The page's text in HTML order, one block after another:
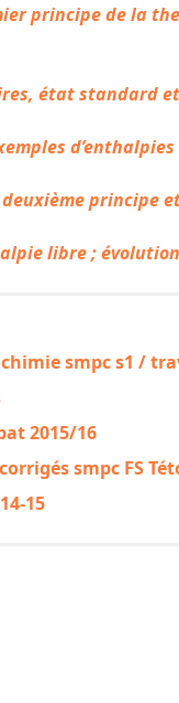
principe de la
état standard
deuxième principe
libre ;
smpc s1 /
2015/16
smpc FS
15